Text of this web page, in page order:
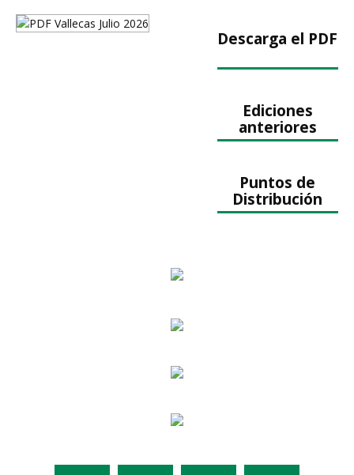
Descarga el PDF
Ediciones
anteriores
Puntos de
Distribución